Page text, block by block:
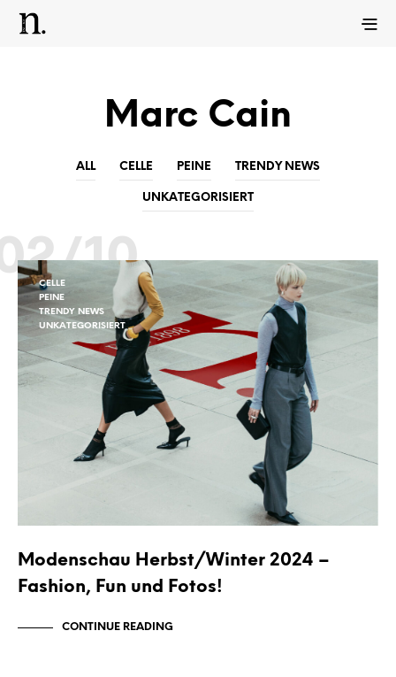
Marc Cain
ALL CELLE PEINE TRENDY NEWS
UNKATEGORISIERT
10
CELLE
PEINE
TRENDY NEWS
UNKATEGORISIERT
Modenschau Herbst/Winter 2024 –
Fashion, Fun und Fotos!
CONTINUE READING